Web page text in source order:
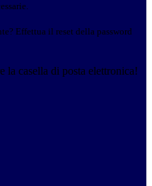
Effettua il reset della password
la casella di posta elettronica!